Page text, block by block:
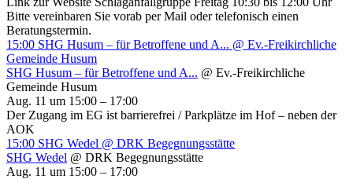
Bitte vereinbaren Sie vorab per Mail oder telefonisch einen
Beratungstermin.
15:00 SHG Husum – für Betroffene und A... @ Ev.-Freikirchliche
Gemeinde Husum
SHG Husum – für Betroffene und A... @ Ev.-Freikirchliche
Gemeinde Husum
Aug. 11 um 15:00 – 17:00
Der Zugang im EG ist barrierefrei / Parkplätze im Hof – neben der
AOK
15:00 SHG Wedel @ DRK Begegnungsstätte
SHG Wedel @ DRK Begegnungsstätte
Aug. 11 um 15:00 – 17:00